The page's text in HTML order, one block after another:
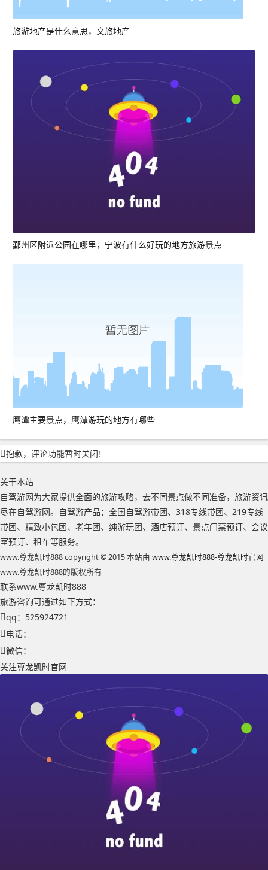
旅游地产是什么意思，文旅地产
鄞州区附近公园在哪里，宁波有什么好玩的地方旅游景点
鹰潭主要景点，鹰潭游玩的地方有哪些
抱歉，评论功能暂时关闭!
关于本站
自驾游网为大家提供全面的旅游攻略，去不同景点做不同准备，旅游资讯
尽在自驾游网。自驾游产品：全国自驾游带团、318专线带团、219专线
带团、精致小包团、老年团、纯游玩团、酒店预订、景点门票预订、会议
室预订、租车等服务。
www.尊龙凯时888 copyright © 2015 本站由 www.尊龙凯时888-尊龙凯时官网
www.尊龙凯时888的版权所有
联系www.尊龙凯时888
旅游咨询可通过如下方式：
qq：525924721
电话：
微信：
关注尊龙凯时官网